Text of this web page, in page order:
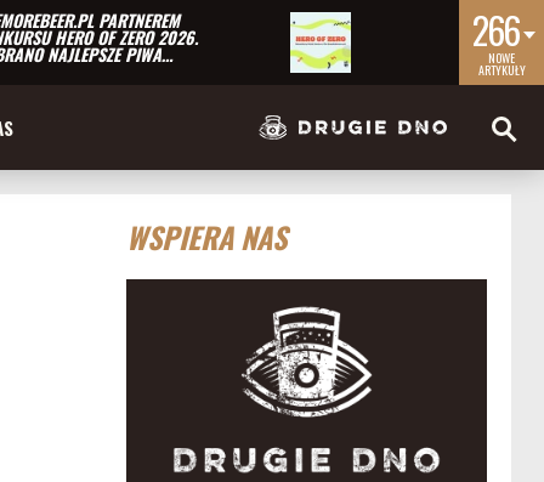
PARTNEREM
HERO OF ZERO 2026.
NAJLEPSZE PIWA… 266
NOWE
ARTYKUŁY
WSPIERA NAS